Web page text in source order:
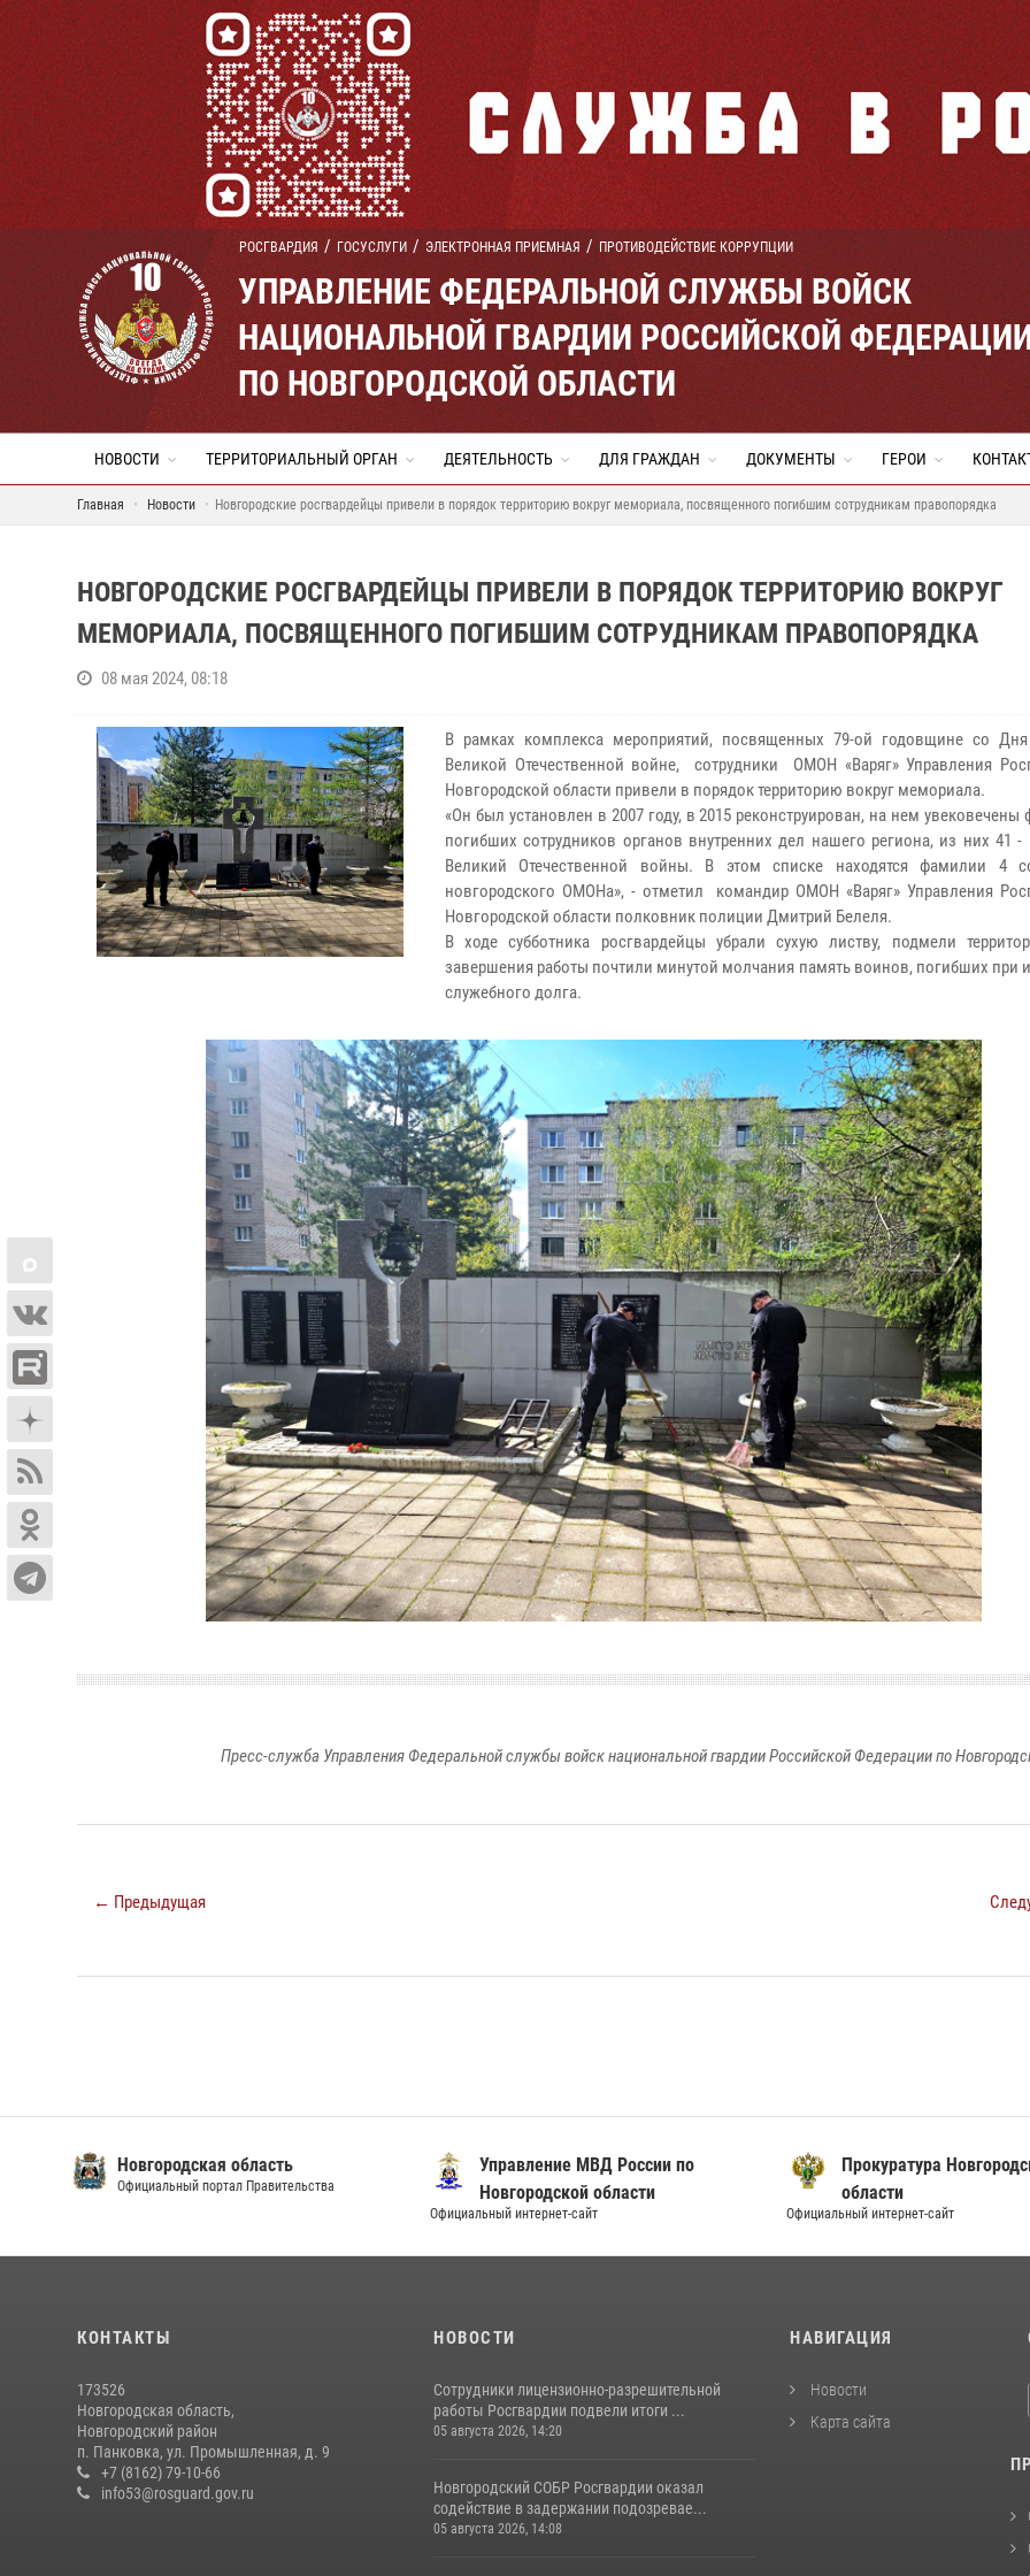
РОСГВАРДИЯ ГОСУСЛУГИ ЭЛЕКТРОННАЯ ПРИЕМНАЯ ПРОТИВОДЕЙСТВИЕ КОРРУПЦИИ
УПРАВЛЕНИЕ ФЕДЕРАЛЬНОЙ СЛУЖБЫ ВОЙСК
НАЦИОНАЛЬНОЙ ГВАРДИИ РОССИЙСКОЙ
ПО НОВГОРОДСКОЙ ОБЛАСТИ
НОВОСТИ ТЕРРИТОРИАЛЬНЫЙ ОРГАН ДЕЯТЕЛЬНОСТЬ ДЛЯ ГРАЖДАН ДОКУМЕНТЫ ГЕРОИ
Главная Новости Новгородские росгвардейцы привели в порядок территорию вокруг мемориала, посвященного погибшим сотрудникам правопорядка
НОВГОРОДСКИЕ РОСГВАРДЕЙЦЫ ПРИВЕЛИ В ПОРЯДОК ТЕРРИТОРИЮ ВОКРУГ
МЕМОРИАЛА, ПОСВЯЩЕННОГО ПОГИБШИМ СОТРУДНИКАМ ПРАВОПОРЯДКА
08 мая 2024, 08:18
В рамках комплекса мероприятий, посвященных 79-ой годовщине со
Великой Отечественной войне, сотрудники ОМОН «Варяг» Управления
Новгородской области привели в порядок территорию вокруг мемориала.
«Он был установлен в 2007 году, в 2015 реконструирован, на нем
погибших сотрудников органов внутренних дел нашего региона, из них 41 -
Великий Отечественной войны. В этом списке находятся фамилии 4
новгородского ОМОНа», - отметил командир ОМОН «Варяг» Управления
Новгородской области полковник полиции Дмитрий Белеля.
В ходе субботника росгвардейцы убрали сухую листву, подмели
завершения работы почтили минутой молчания память воинов, погибших при
служебного долга.
Пресс-служба Управления Федеральной службы войск национальной гвардии Российской Федерации по
← Предыдущая
Новгородская область
Официальный портал Правительства
Управление МВД России по
Новгородской области
Официальный интернет-сайт
Прокуратура
области
Официальный интернет-сайт
КОНТАКТЫ
173526
Новгородская область,
Новгородский район
п. Панковка, ул. Промышленная, д. 9
+7 (8162) 79-10-66
info53@rosguard.gov.ru
НОВОСТИ
Сотрудники лицензионно-разрешительной
работы Росгвардии подвели итоги ...
05 августа 2026, 14:20
Новгородский СОБР Росгвардии оказал
содействие в задержании подозревае...
05 августа 2026, 14:08
НАВИГАЦИЯ
Новости
Карта сайта